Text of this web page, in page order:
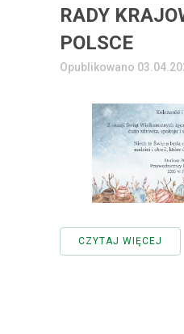
RADY
POLSCE
Opublikowano
CZYTAJ WIĘCEJ